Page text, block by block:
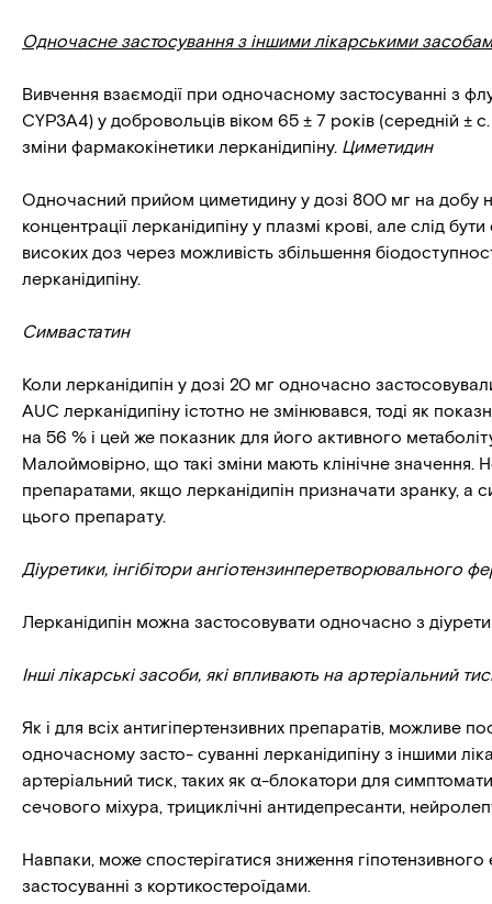
Одночасне застосування з іншими лікарськими
Вивчення взаємодії при одночасному застосуванні з
СYP3A4) у добровольців віком 65 ± 7 років (середній ±
зміни фармакокінетики лерканідипіну. Циметидин
Одночасний прийом циметидину у дозі 800 мг на добу
концентрації лерканідипіну у плазмі крові, але слід
високих доз через можливість збільшення
лерканідипіну.
Симвастатин
Коли лерканідипін у дозі 20 мг одночасно
AUC лерканідипіну істотно не змінювався, тоді як
на 56 % і цей же показник для його активного
Малоймовірно, що такі зміни мають клінічне значення.
препаратами, якщо лерканідипін призначати зранку, а
цього препарату.
Діуретики, інгібітори ангіотензинперетворювального
Лерканідипін можна застосовувати одночасно з
Інші лікарські засоби, які впливають на артеріальний
Як і для всіх антигіпертензивних препаратів, можливе
одночасному засто- суванні лерканідипіну з іншими
артеріальний тиск, таких як α-блокатори для
сечового міхура, трициклічні антидепресанти,
Навпаки, може спостерігатися зниження
застосуванні з кортикостероїдами.